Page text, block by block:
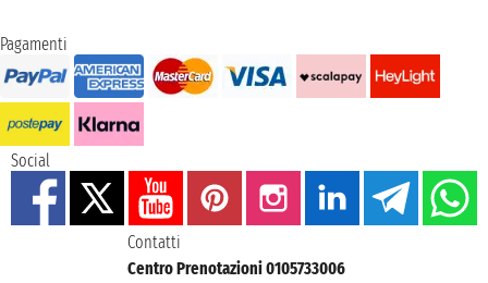
Pagamenti
Social
Contatti
Centro Prenotazioni 0105733006